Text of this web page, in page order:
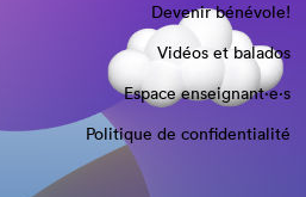
Devenir bénévole!
Vidéos et balados
Espace enseignant·e⋅s
Politique de confidentialité